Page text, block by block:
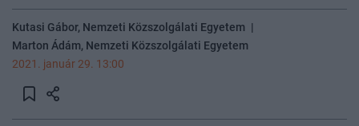
Kutasi Gábor, Nemzeti Közszolgálati Egyetem |
Marton Ádám, Nemzeti Közszolgálati Egyetem
2021. január 29. 13:00